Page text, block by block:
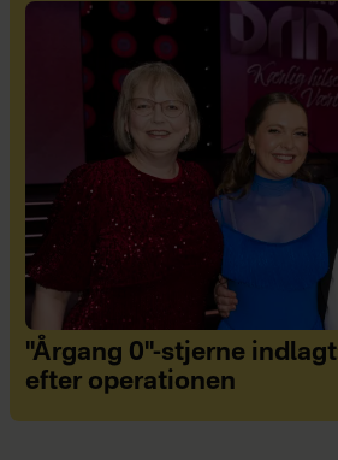
"Årgang 0"-stjerne
efter operationen